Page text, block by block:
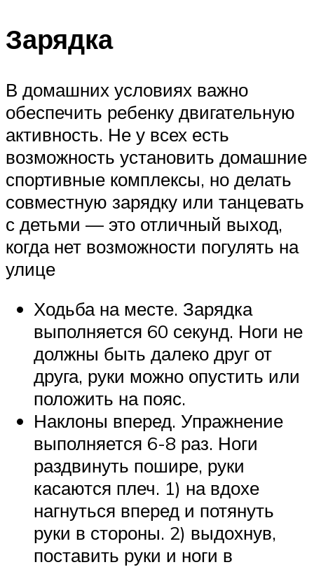
Зарядка
В домашних условиях важно
обеспечить ребенку двигательную
активность. Не у всех есть
возможность установить домашние
спортивные комплексы, но делать
совместную зарядку или танцевать
с детьми — это отличный выход,
когда нет возможности погулять на
улице
Ходьба на месте. Зарядка
выполняется 60 секунд. Ноги не
должны быть далеко друг от
друга, руки можно опустить или
положить на пояс.
Наклоны вперед. Упражнение
выполняется 6-8 раз. Ноги
раздвинуть пошире, руки
касаются плеч. 1) на вдохе
нагнуться вперед и потянуть
руки в стороны. 2) выдохнув,
поставить руки и ноги в